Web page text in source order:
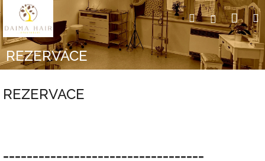
Přejít
na
obsah
HledatPřihlášení
REZERVACE
REZERVACE